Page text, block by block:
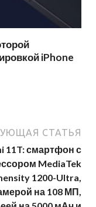
iPhone
СТАТЬЯ
11T: смартфон с
MediaTek
1200-Ultra,
на 108 МП,